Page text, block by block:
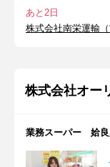
あと2日
株式会社南栄運輸
株式会社オー
業務スーパー 姶